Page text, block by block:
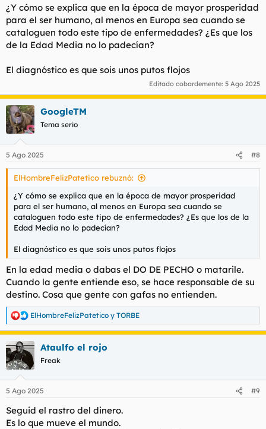
dificultad para relacionarte con otros seres humanos
(que os voy a contar a vosotros putos pajeros)
La cuestión es que el doctor indica que todos esos son
tenido que gestionar. No dice que no existan, lo que existe es
un diagnóstico que consiste en tomar fármacos. Que todo eso
viene definido en un documento: elDSM5. Argumenta que la
solución no es tomar fármacos, es reflexionar sobre lo que te
ha pasado, analizar lo que te provoca esa emoción y
gestionarlo.
Tiene cojones que yo que nunca he estudiado medicina piense
igual que ese doctor que ha llegado a esas conclusiones tras
años de profesión y experiencia. Probablemente soy un genio.
Polla gorda, grande y encima con un cociente intelectual
superior al a media. Puede que sea el nuevo Einstein y estoy
aquí escribiendo en un foro de pajeros y folla gallinas. Espero
que cuando lleguen los extraterrestres antes de que acabe el
año me propongáis para que me lleven a mí. De esa manera no
tendré que soportar el puto ruido de la maldita puerta de
Para ver este contenido, necesitaremos su consentimiento
para configurar cookies de terceros.
Para obtener información más detallada, consulte nuestra
página de cookies.
Aceptar cookies de terceros
¿Y cómo se explica que en la época de mayor prosperidad
para el ser humano, al menos en Europa sea cuando se
cataloguen todo este tipo de enfermedades? ¿Es que los
de la Edad Media no lo padecían?
El diagnóstico es que sois unos putos flojos
Editado cobardemente: 5 Ago 2025
GoogleTM
Tema serio
5 Ago 2025 #8
ElHombreFelizPatetico rebuznó:
¿Y cómo se explica que en la época de mayor prosperidad
para el ser humano, al menos en Europa sea cuando se
cataloguen todo este tipo de enfermedades? ¿Es que los de la
Edad Media no lo padecían?
El diagnóstico es que sois unos putos flojos
En la edad media o dabas el DO DE PECHO o matarile.
Cuando la gente entiende eso, se hace responsable de su
destino. Cosa que gente con gafas no entienden.
R
e
a
c
c
i
e
:
ElHombreFelizPatetico y TORBE
Ataulfo el rojo
Freak
5 Ago 2025 #9
Seguid el rastro del dinero.
Es lo que mueve el mundo.